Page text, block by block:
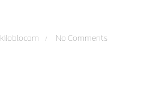
kiloblocom No Comments